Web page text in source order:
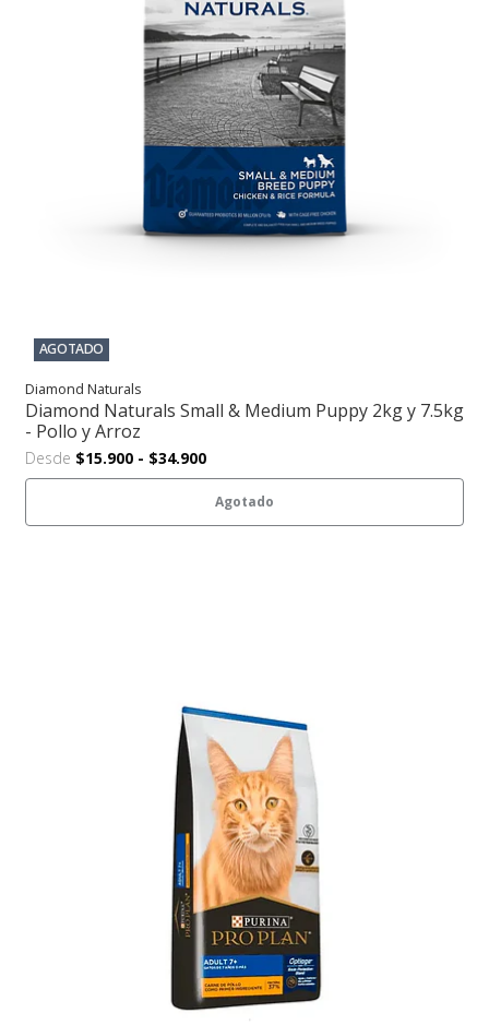
AGOTADO
Diamond Naturals
Diamond Naturals Small & Medium Puppy 2kg y 7.5kg
- Pollo y Arroz
Desde $15.900 - $34.900
Agotado